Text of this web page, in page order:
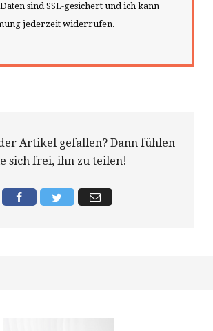
sind SSL-gesichert und ich kann
jederzeit widerrufen.
Artikel gefallen? Dann fühlen
sich frei, ihn zu teilen!